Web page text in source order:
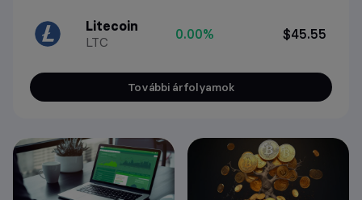
Litecoin
LTC
0.00% $45.55
További árfolyamok